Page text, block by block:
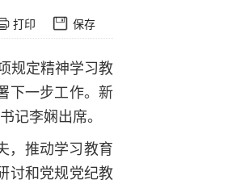
打印 保存
规定精神学习教
下一步工作。新
记李娴出席。
，推动学习教育
讨和党规党纪教